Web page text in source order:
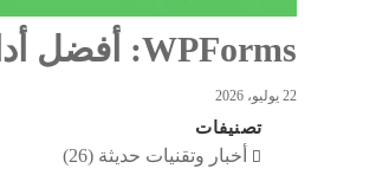
WPForms: أفضل أداة لبناء النماذج في ووردبريس لعام 2025
22 يوليو، 2026
تصنيفات
أخبار وتقنيات حديثة (26)